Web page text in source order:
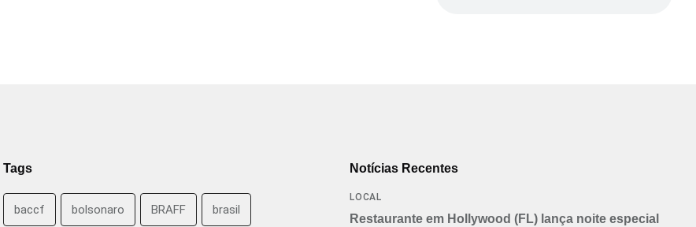
Tags
baccf bolsonaro BRAFF brasil
Notícias Recentes
LOCAL
Restaurante em Hollywood (FL) lança noite especial